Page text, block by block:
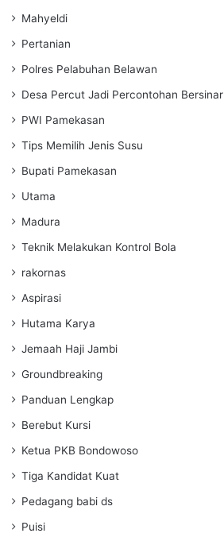
Mahyeldi
Pertanian
Polres Pelabuhan Belawan
Desa Percut Jadi Percontohan Bersinar
PWI Pamekasan
Tips Memilih Jenis Susu
Bupati Pamekasan
Utama
Madura
Teknik Melakukan Kontrol Bola
rakornas
Aspirasi
Hutama Karya
Jemaah Haji Jambi
Groundbreaking
Panduan Lengkap
Berebut Kursi
Ketua PKB Bondowoso
Tiga Kandidat Kuat
Pedagang babi ds
Puisi